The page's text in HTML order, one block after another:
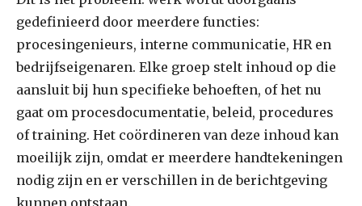
gedefinieerd door meerdere functies:
procesingenieurs, interne communicatie, HR en
bedrijfseigenaren. Elke groep stelt inhoud op die
aansluit bij hun specifieke behoeften, of het nu
gaat om procesdocumentatie, beleid, procedures
of training. Het coördineren van deze inhoud kan
moeilijk zijn, omdat er meerdere handtekeningen
nodig zijn en er verschillen in de berichtgeving
kunnen ontstaan.